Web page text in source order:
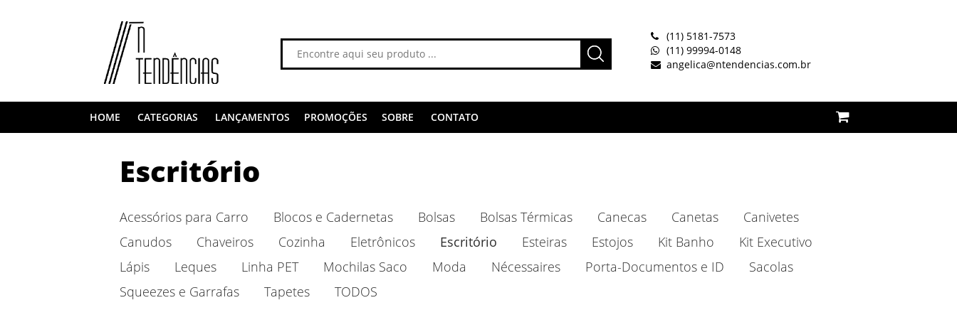
(11) 5181-7573
(11) 99994-0148
angelica@ntendencias.com.br
HOME CATEGORIAS LANÇAMENTOS PROMOÇÕES SOBRE CONTATO
Escritório
Acessórios para Carro Blocos e Cadernetas Bolsas Bolsas Térmicas Canecas Canetas
Canivetes
Canudos
Chaveiros Cozinha Eletrônicos Escritório Esteiras Estojos Kit Banho
Kit Executivo
Lápis
Leques Linha PET Mochilas Saco Moda Nécessaires Porta-Documentos e ID
Sacolas
Squeezes e Garrafas
Tapetes TODOS